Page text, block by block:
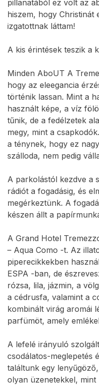
pillanatából ez volt az
hiszem, hogy Christinát
izgatottnak láttam!
A kis érintések teszik a
Minden AboUT A
hogy az eleegancia
történik lassan. Mint a
használt képe, a víz
tűnik, de a fedélzetek
megy, mint a
a ténynek, hogy ez
szálloda, nem pedig
A parkolástól kezdve a
rádiót a fogadásig, és
megérkeztünk. A
készen állt a
A Grand Hotel
– Aqua Como -t. Az
piperecikkekben
ESPA -ban, de
rózsa, lila, jázmin, a
a cédrusfa, valamint a
kombinált virág aromái
parfümöt, amely
A lefelé irányuló
csodálatos-meglepetés
találtunk egy
olyan üzenetekkel, mint